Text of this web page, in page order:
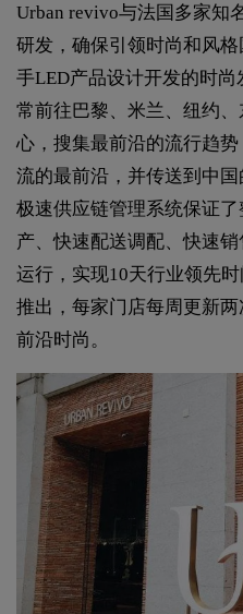
Urban revivo与法国多家知
研发，确保引领时尚和风
手LED产品设计开发的时
常前往巴黎、米兰、纽约
心，搜集最前沿的流行趋
流的最前沿，并传送到中国
极速供应链管理系统保证
产、快速配送调配、快速
运行，实现10天行业领先
推出，每家门店每周更新
前沿时尚。